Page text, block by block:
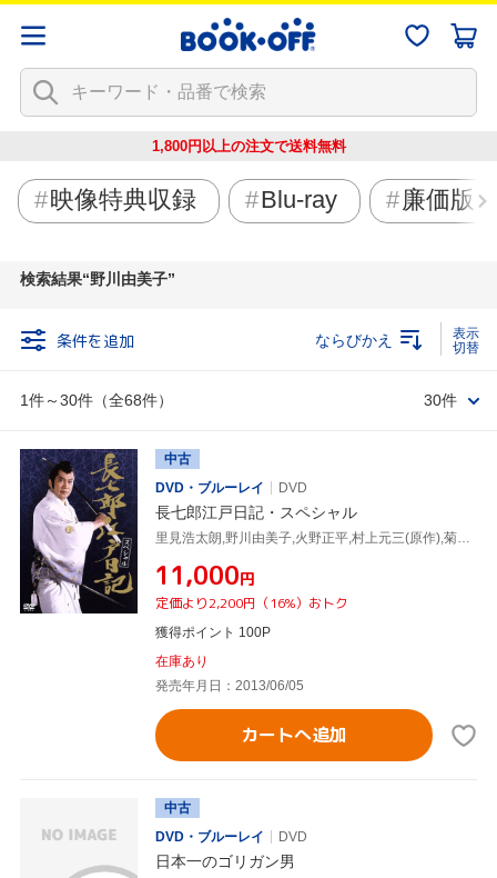
1,800円以上の注文で送料無料
映像特典収録 Blu-ray 廉価版
検索結果 野川由美子
条件を追加
1件～30件（全68件）
ならびかえ
30件
中古
DVD・ブルーレイ
DVD
長七郎江戸日記・スペシャル
里見浩太朗,野川由美子,火野正平,村上元三(原作),菊池俊輔(音楽)
¥11,000円
定価より2,200円（16%）おトク
獲得ポイント 100P
在庫あり
発売年月日：2013/06/05
カートへ追加
中古
DVD・ブルーレイ
DVD
日本一のゴリガン男